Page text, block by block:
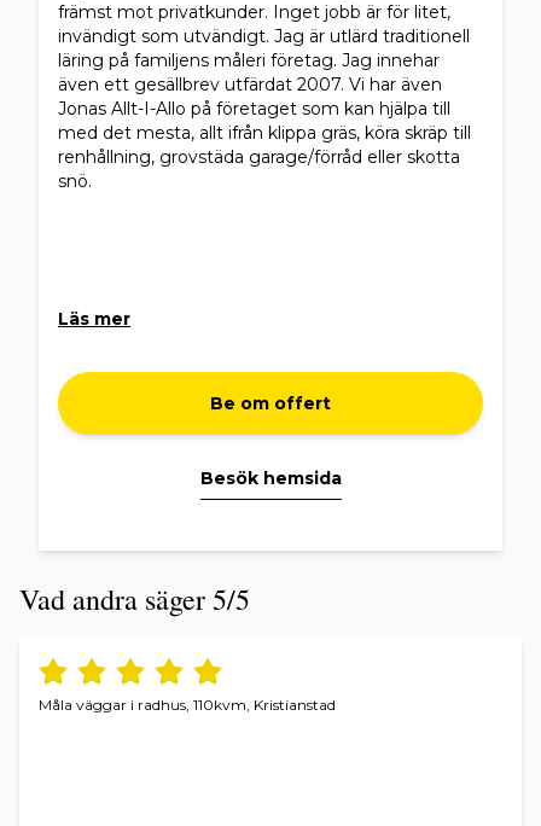
främst mot privatkunder. Inget jobb är för litet,
invändigt som utvändigt. Jag är utlärd traditionell
läring på familjens måleri företag. Jag innehar
även ett gesällbrev utfärdat 2007. Vi har även
Jonas Allt-I-Allo på företaget som kan hjälpa till
med det mesta, allt ifrån klippa gräs, köra skräp till
renhållning, grovstäda garage/förråd eller skotta
snö.
Läs mer
Be om offert
Besök hemsida
Vad andra säger 5/5
Måla väggar i radhus, 110kvm, Kristianstad